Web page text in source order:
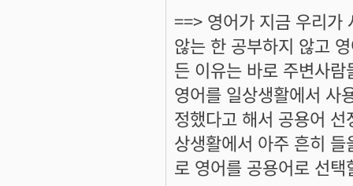
==> 영어가 지금 우리가
않는 한 공부하지 않고
든 이유는 바로 주변사
영어를 일상생활에서 사
정했다고 해서 공용어
상생활에서 아주 흔히
로 영어를 공용어로 선